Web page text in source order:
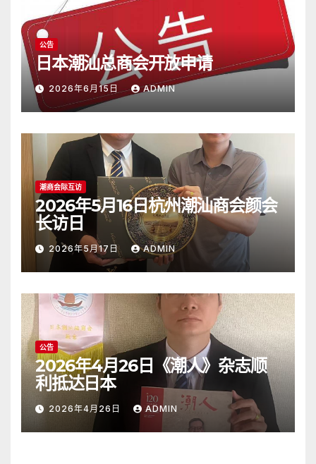
公告
日本潮汕总商会开放申请
2026年6月15日 ADMIN
潮商会际互访
2026年5月16日杭州潮汕商会颜会
长访日
2026年5月17日 ADMIN
公告
2026年4月26日《潮人》杂志顺
利抵达日本
2026年4月26日 ADMIN